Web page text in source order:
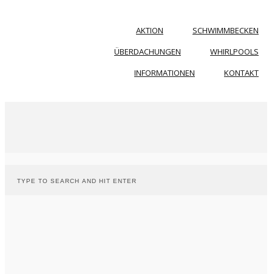
AKTION
SCHWIMMBECKEN
ÜBERDACHUNGEN
WHIRLPOOLS
INFORMATIONEN
KONTAKT